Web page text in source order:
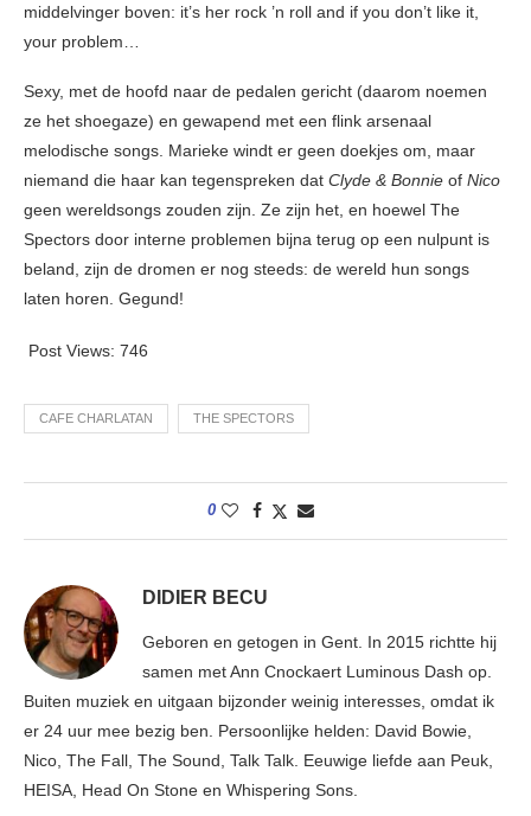
middelvinger boven: it’s her rock ’n roll and if you don’t like it,
your problem…
Sexy, met de hoofd naar de pedalen gericht (daarom noemen
ze het shoegaze) en gewapend met een flink arsenaal
melodische songs. Marieke windt er geen doekjes om, maar
niemand die haar kan tegenspreken dat Clyde & Bonnie of Nico
geen wereldsongs zouden zijn. Ze zijn het, en hoewel The
Spectors door interne problemen bijna terug op een nulpunt is
beland, zijn de dromen er nog steeds: de wereld hun songs
laten horen. Gegund!
Post Views: 746
CAFE CHARLATAN THE SPECTORS
0
DIDIER BECU
Geboren en getogen in Gent. In 2015 richtte hij
samen met Ann Cnockaert Luminous Dash op.
Buiten muziek en uitgaan bijzonder weinig interesses, omdat ik
er 24 uur mee bezig ben. Persoonlijke helden: David Bowie,
Nico, The Fall, The Sound, Talk Talk. Eeuwige liefde aan Peuk,
HEISA, Head On Stone en Whispering Sons.